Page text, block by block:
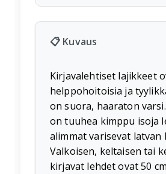
📋 Kuvaus
Kirjavalehtiset lajikkeet
helppohoitoisia ja
on suora, haaraton
on tuuhea kimppu isoja
alimmat varisevat latvan
Valkoisen, keltaisen tai
kirjavat lehdet ovat 50